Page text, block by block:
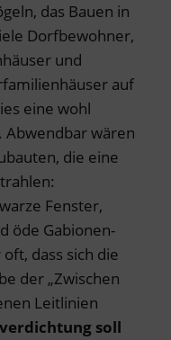
das Bauen in
Dorfbewohner,
und
auf
eine wohl
Abwendbar wären
die eine
Fenster,
öde Gabionen-
dass sich die
der „Zwischen
Leitlinien
soll